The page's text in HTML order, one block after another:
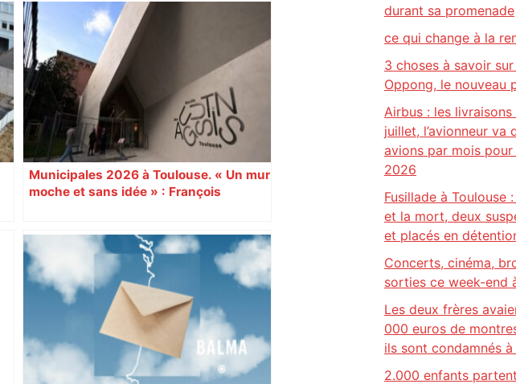
Bilan du marché du logement neuf :
une lueur d'espoir pour l'immobilier à
Toulouse ? – Actu.fr
Municipales 2026 à Toulouse. « Un mur
moche et sans idée » : François
Augustins
durant sa promenade
ce qui change à la
3 choses à savoir
Oppong, le nouveau
Airbus : les
juillet, l’avionneur
avions par mois
2026
Fusillade à Toulouse
et la mort, deux
et placés en
Concerts, cinéma,
sorties ce week-end
Les deux frères
000 euros de
ils sont condamnés
2.000 enfants